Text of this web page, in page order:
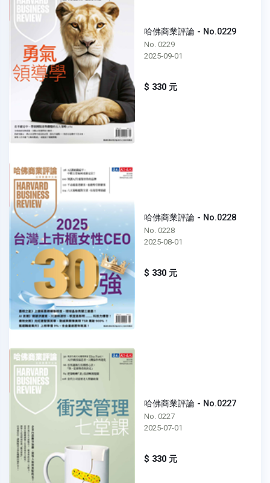
哈佛商業評論 - No.0229
No. 0229
2025-09-01
$ 330 元
哈佛商業評論 - No.0228
No. 0228
2025-08-01
$ 330 元
哈佛商業評論 - No.0227
No. 0227
2025-07-01
$ 330 元